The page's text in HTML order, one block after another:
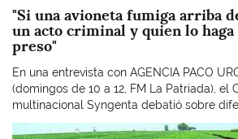
"Si una avioneta fumiga arriba
un acto criminal y quien lo
preso"
En una entrevista con AGENCIA PACO
(domingos de 10 a 12, FM La Patriada), el
multinacional Syngenta debatió sobre
Imagen